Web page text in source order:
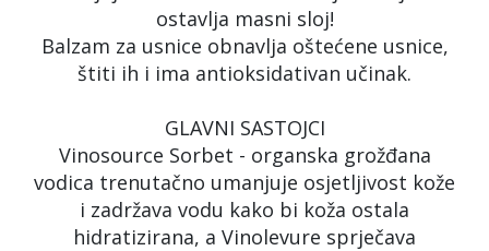
ostavlja masni sloj!
Balzam za usnice obnavlja oštećene usnice,
štiti ih i ima antioksidativan učinak.
GLAVNI SASTOJCI
Vinosource Sorbet - organska grožđana
vodica trenutačno umanjuje osjetljivost kože
i zadržava vodu kako bi koža ostala
hidratizirana, a Vinolevure sprječava